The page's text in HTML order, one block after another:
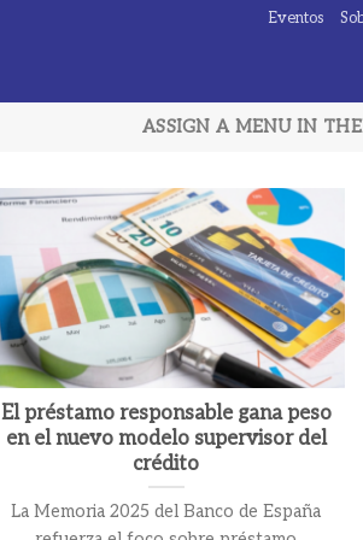
Eventos
ASSIGN A MENU IN
El préstamo responsable gana peso
en el nuevo modelo supervisor del
crédito
La Memoria 2025 del Banco de España